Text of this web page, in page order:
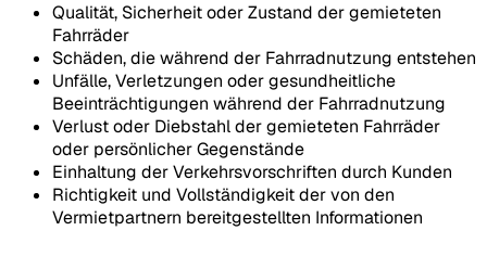
Qualität, Sicherheit oder Zustand der gemieteten
Fahrräder
Schäden, die während der Fahrradnutzung entstehen
Unfälle, Verletzungen oder gesundheitliche
Beeinträchtigungen während der Fahrradnutzung
Verlust oder Diebstahl der gemieteten Fahrräder
oder persönlicher Gegenstände
Einhaltung der Verkehrsvorschriften durch Kunden
Richtigkeit und Vollständigkeit der von den
Vermietpartnern bereitgestellten Informationen